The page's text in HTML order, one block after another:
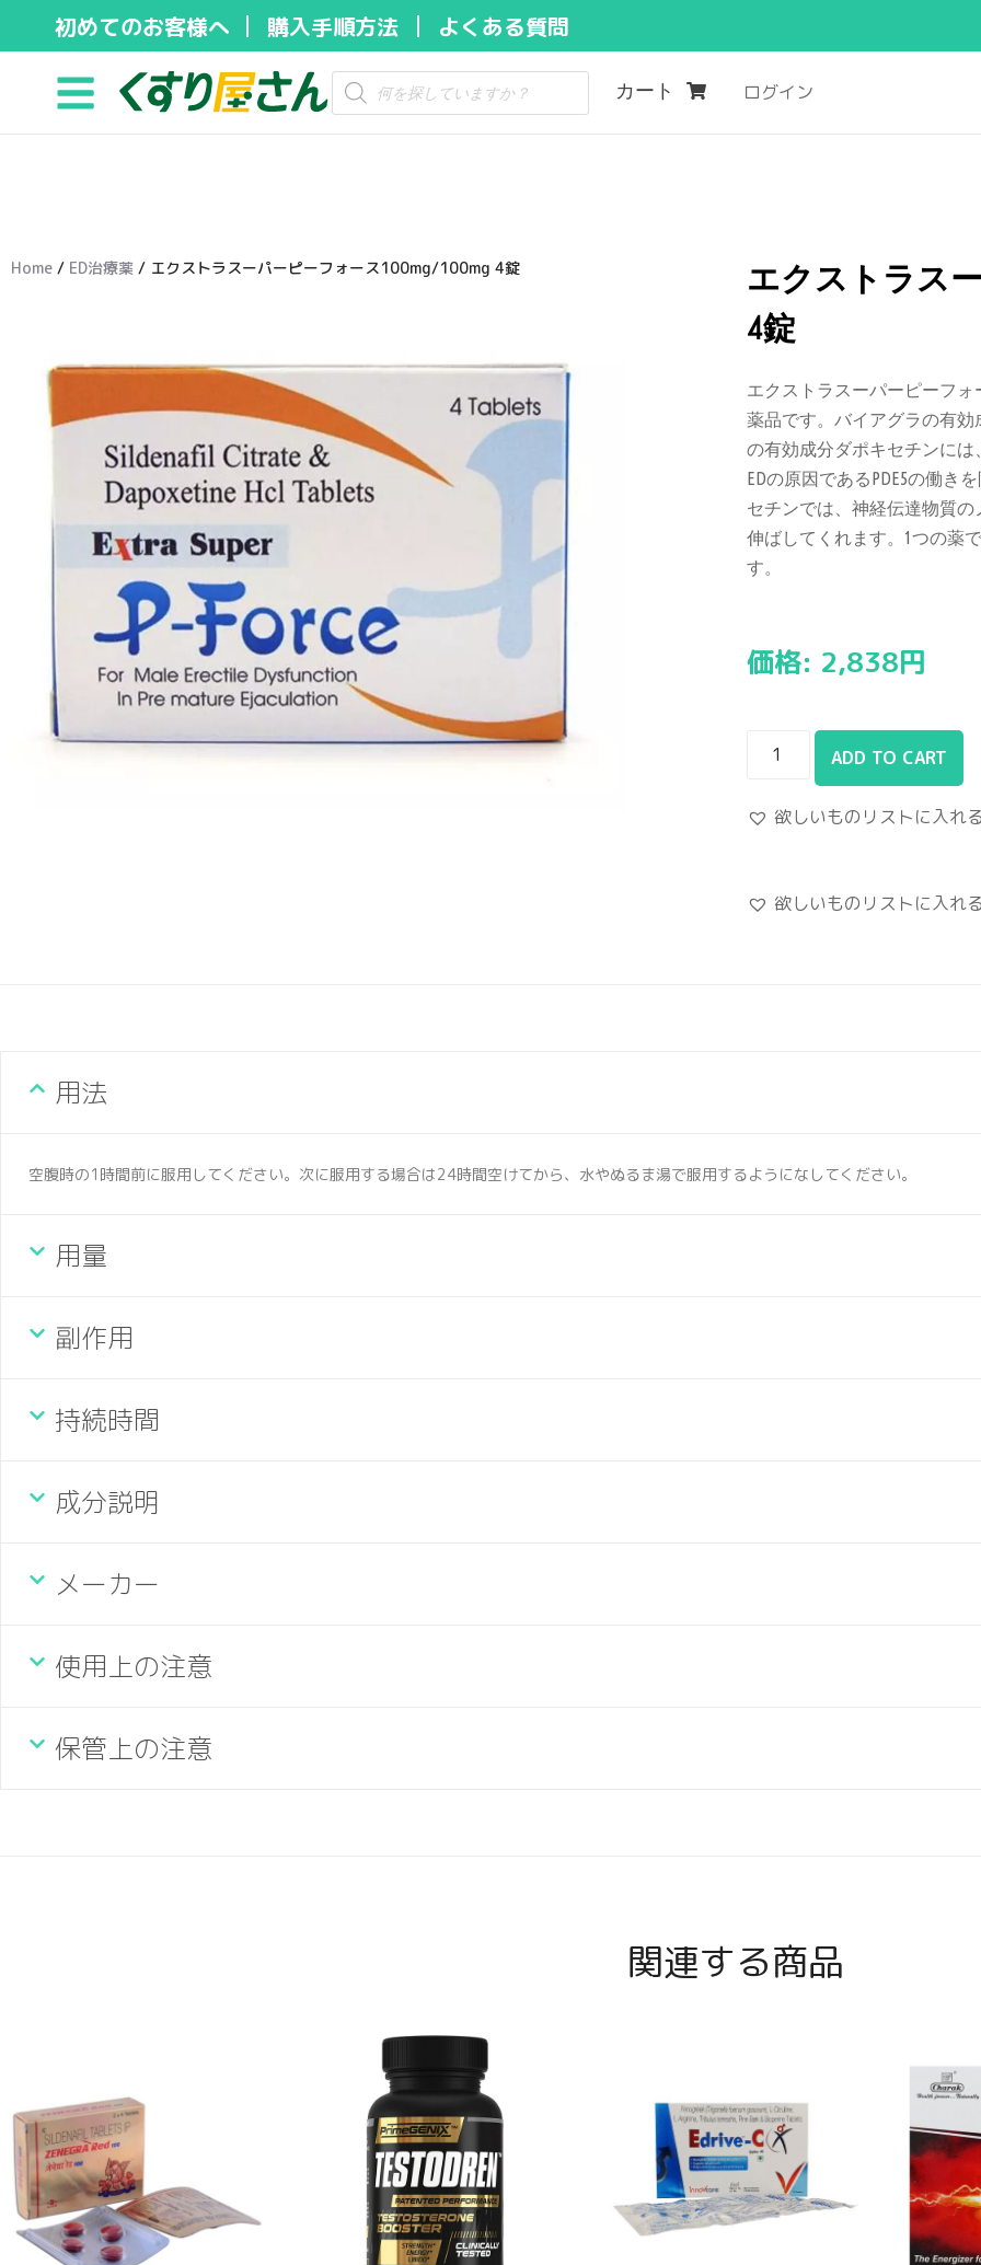
キ
初めてのお客様へ 購入手順方法 よくある質問
カート ログイン
Home / ED治療薬 / エクストラスーパーピーフォース100mg/100mg 4錠
エクストラス
4錠
エクストラスーパーピーフ
薬品です。バイアグラの有
の有効成分ダポキセチンに
EDの原因であるPDE5の働き
セチンでは、神経伝達物質
伸ばしてくれます。1つの薬
す。
価格: 2,838円
ADD TO CART
欲しいものリストに入れ
欲しいものリストに入れ
用法
空腹時の1時間前に服用してください。次に服用する場合は24時間空けてから、水やぬるま湯で服用するようになしてください。
用量
副作用
持続時間
成分説明
メーカー
使用上の注意
保管上の注意
関連する商品